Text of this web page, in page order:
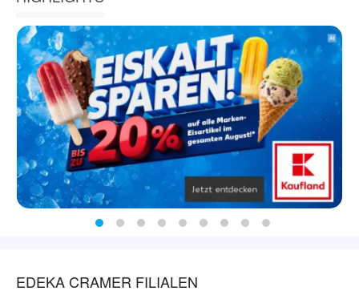
EDEKA CRAMER FILIALEN